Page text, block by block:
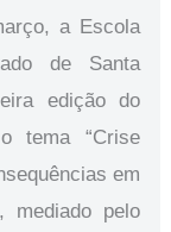
a Escola
de Santa
edição do
tema “Crise
em
mediado pelo